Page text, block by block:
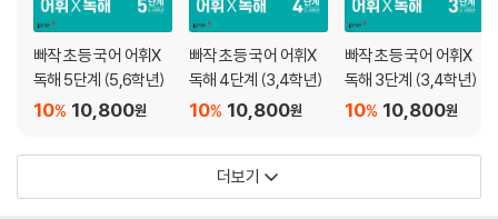
빠작 초등 국어 어휘X
독해 5단계 (5,6학년)
10,800원
10%
빠작 초등 국어 어휘X
독해 4단계 (3,4학년)
10,800원
10%
빠작 초등 국어 어휘X
독해 3단계 (3,4학년)
10,800원
10%
더보기